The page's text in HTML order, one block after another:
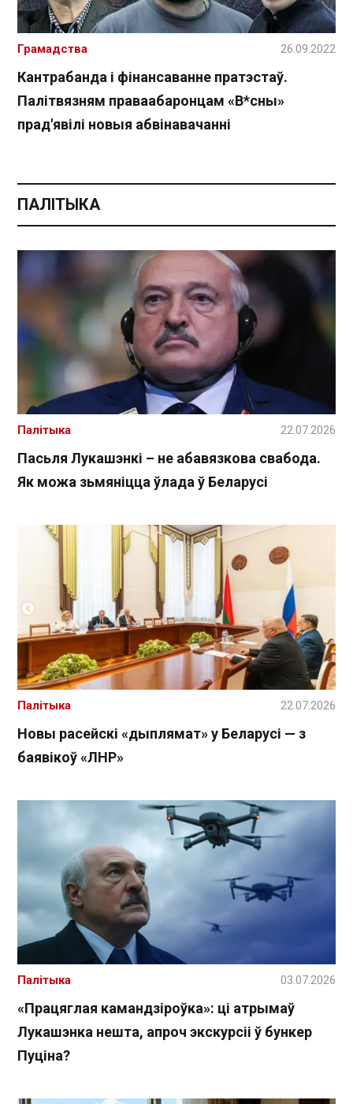
Кантрабанда і фінансаванне пратэстаў.
Палітвязням праваабаронцам «В*сны»
прад'явілі новыя абвінавачанні
Грамадства 26.09.2022
ПАЛІТЫКА
Пасьля Лукашэнкі – не абавязкова свабода.
Як можа зьмяніцца ўлада ў Беларусі
Палітыка 22.07.2026
Новы расейскі «дыплямат» у Беларусі — з
баявікоў «ЛНР»
Палітыка 22.07.2026
«Працяглая камандзіроўка»: ці атрымаў
Лукашэнка нешта, апроч экскурсіі ў бункер
Пуціна?
Палітыка 03.07.2026